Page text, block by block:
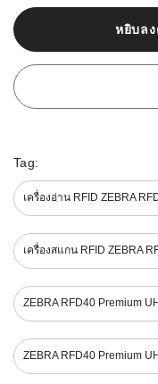
หยิบลง
Tag:
เครื่องอ่าน RFID ZEBRA
เครื่องสแกน RFID ZEBRA
ZEBRA RFD40 Premium
ZEBRA RFD40 Premium